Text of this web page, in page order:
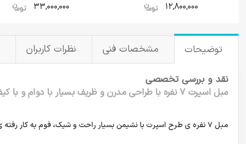
12,800,000
33,000,000
توضیحات مشخصات فنی نظرات کاربران
نقد و بررسی تخصصی
مبل اسپرت 7 نفره با طراحی مدرن و ظریف بسیار با دوام و با کیفیت
مبل 7 نفره ی طرح اسپرت با نشیمن بسیار راحت و شیک، فوم به کار رفته ی HR بدون کاهش ارتفاع نشیکن و دوخت بسیار با کیفیت، ارسال به سراسر کشور